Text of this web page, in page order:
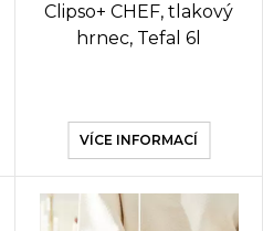
Clipso+ CHEF, tlakový
hrnec, Tefal 6l
VÍCE INFORMACÍ